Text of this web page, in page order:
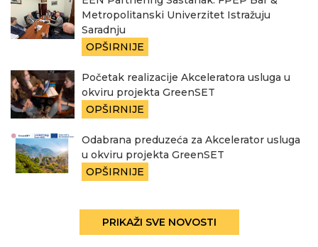
Metropolitanski Univerzitet Istražuju
Saradnju
OPŠIRNIJE
Početak realizacije Akceleratora usluga u
okviru projekta GreenSET
OPŠIRNIJE
Odabrana preduzeća za Akcelerator usluga
u okviru projekta GreenSET
OPŠIRNIJE
PRIKAŽI SVE NOVOSTI